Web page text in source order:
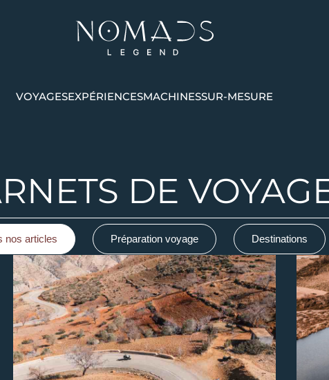
VOYAGESEXPÉRIENCESMACHINESSUR-MESURE
DE
nos articles Préparation voyage Destinations